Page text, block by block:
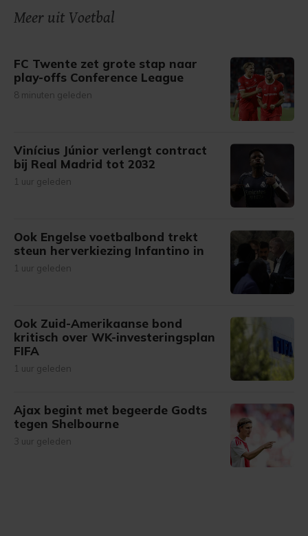
gemaakte keuze altijd wijzigen of intrekken.
Meer uit Voetbal
FC Twente zet grote stap naar
play-offs Conference League
8 minuten geleden
Vinícius Júnior verlengt contract
bij Real Madrid tot 2032
1 uur geleden
Ook Engelse voetbalbond trekt
steun herverkiezing Infantino in
1 uur geleden
Ook Zuid-Amerikaanse bond
kritisch over WK-investeringsplan
FIFA
1 uur geleden
Ajax begint met begeerde Godts
tegen Shelbourne
3 uur geleden